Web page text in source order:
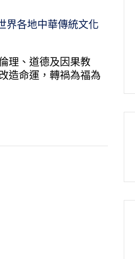
界各地中華傳統文化
理、道德及因果教
造命運，轉禍為福為